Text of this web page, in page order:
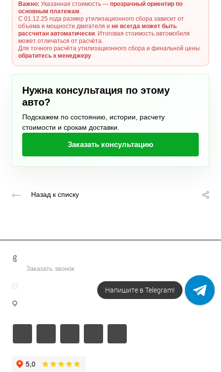
Важно: Указанная стоимость — прозрачный ориентир по
основным платежам.
С 01.12.25 года размер утилизационного сбора зависит от
объема и мощности двигателя и не всегда может быть
рассчитан автоматически. Итоговая стоимость автомобиля
может отличаться от расчёта.
Для точного расчёта утилизационного сбора и финальной цены
обратитесь к менеджеру
Нужна консультация по этому
авто?
Подскажем по состоянию, истории, расчету
стоимости и срокам доставки.
Заказать консультацию
Назад к списку
Заказать звонок
info@metodsmirnova.ru Напишите в Telegram!